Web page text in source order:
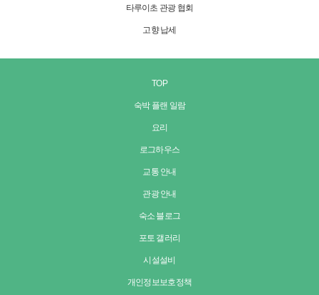
타루이초 관광 협회
고향 납세
TOP
숙박 플랜 일람
요리
로그하우스
교통 안내
관광 안내
숙소 블로그
포토 갤러리
시설설비
개인정보보호정책